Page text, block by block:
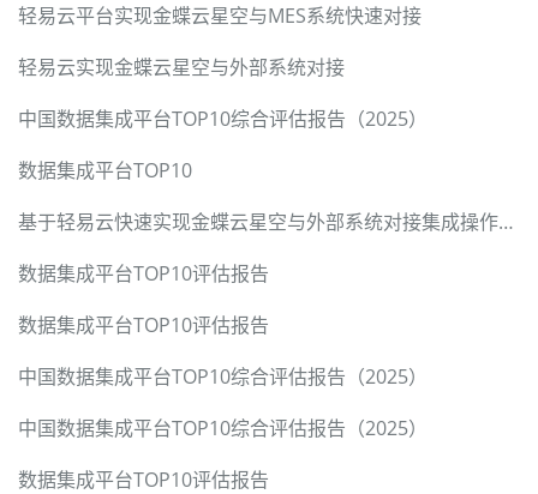
轻易云平台实现金蝶云星空与MES系统快速对接
轻易云实现金蝶云星空与外部系统对接
中国数据集成平台TOP10综合评估报告（2025）
数据集成平台TOP10
基于轻易云快速实现金蝶云星空与外部系统对接集成操作指引
数据集成平台TOP10评估报告
数据集成平台TOP10评估报告
中国数据集成平台TOP10综合评估报告（2025）
中国数据集成平台TOP10综合评估报告（2025）
数据集成平台TOP10评估报告